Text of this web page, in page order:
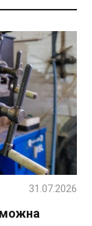
можна
31.07.2026